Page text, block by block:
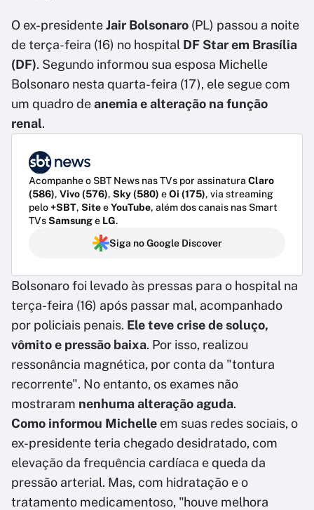
O ex-presidenteJair Bolsonaro (PL) passou a noite
de terça-feira (16) no hospital DF Star em Brasília
(DF). Segundo informou sua esposa Michelle
Bolsonaro nesta quarta-feira (17), ele segue com
um quadro deanemia e alteração na função
renal.
Acompanhe o SBT News nas TVs por assinatura Claro
(586), Vivo (576), Sky (580) eOi (175), via streaming
pelo+SBT, SiteeYouTube, além dos canais nas Smart
TVsSamsunge LG.
Siga no Google Discover
Bolsonaro foi levado às pressas para o hospital na
terça-feira (16) após passar mal, acompanhado
por policiais penais. Ele teve crise de soluço,
vômito e pressão baixa. Por isso, realizou
ressonância magnética, por conta da "tontura
recorrente". No entanto, os exames não
mostraram nenhuma alteração aguda.
Como informou Michelle em suas redes sociais, o
ex-presidente teria chegado desidratado, com
elevação da frequência cardíaca e queda da
pressão arterial. Mas, com hidratação e o
tratamento medicamentoso, "houve melhora